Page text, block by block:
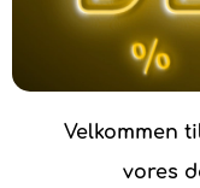
Velkommen
vores